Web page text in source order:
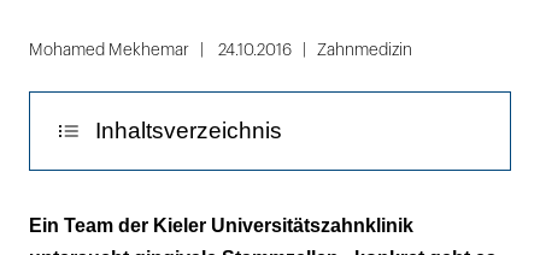
1Mohamed Mekhemar 24.10.2016 Zahnmedizin
Inhaltsverzeichnis
Stand der Forschung
Ein Team der Kieler Universitätszahnklinik